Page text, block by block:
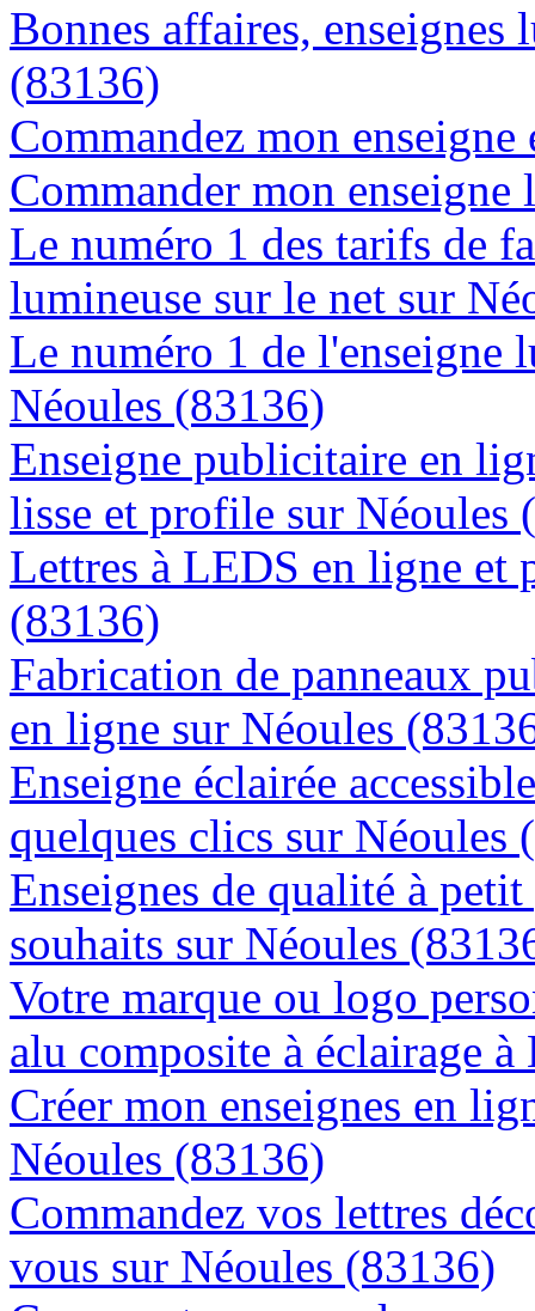
Bonnes affaires, enseignes
(83136)
Commandez mon
Commander mon
Le numéro 1 des tarifs de
lumineuse sur le net sur
Le numéro 1 de l'enseigne
Néoules (83136)
Enseigne publicitaire en
lisse et profile sur Néoules
Lettres à LEDS en ligne et
(83136)
Fabrication de panneaux
en ligne sur Néoules
Enseigne éclairée
quelques clics sur Néoules
Enseignes de qualité à
souhaits sur Néoules
Votre marque ou logo
alu composite à éclairage
Créer mon enseignes en
Néoules (83136)
Commandez vos lettres
vous sur Néoules (83136)